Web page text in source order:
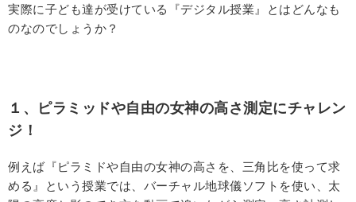
実際に子ども達が受けている『デジタル授業』とはどんなも
のなのでしょうか？
１、ピラミッドや自由の女神の高さ測定にチャレン
ジ！
例えば『ピラミドや自由の女神の高さを、三角比を使って求
める』という授業では、バーチャル地球儀ソフトを使い、太